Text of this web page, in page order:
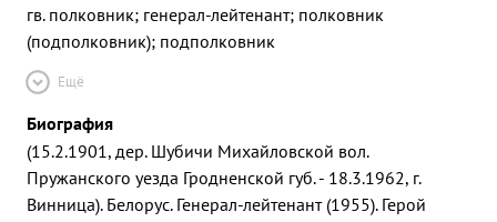
гв. полковник; генерал-лейтенант; полковник
(подполковник); подполковник
Ещё
Биография
(15.2.1901, дер. Шубичи Михайловской вол.
Пружанского уезда Гродненской губ. - 18.3.1962, г.
Винница). Белорус. Генерал-лейтенант (1955). Герой